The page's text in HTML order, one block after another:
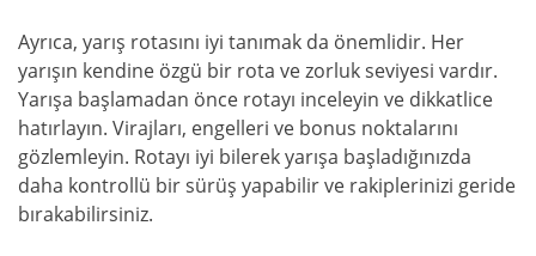
Ayrıca, yarış rotasını iyi tanımak da önemlidir. Her
yarışın kendine özgü bir rota ve zorluk seviyesi vardır.
Yarışa başlamadan önce rotayı inceleyin ve dikkatlice
hatırlayın. Virajları, engelleri ve bonus noktalarını
gözlemleyin. Rotayı iyi bilerek yarışa başladığınızda
daha kontrollü bir sürüş yapabilir ve rakiplerinizi geride
bırakabilirsiniz.